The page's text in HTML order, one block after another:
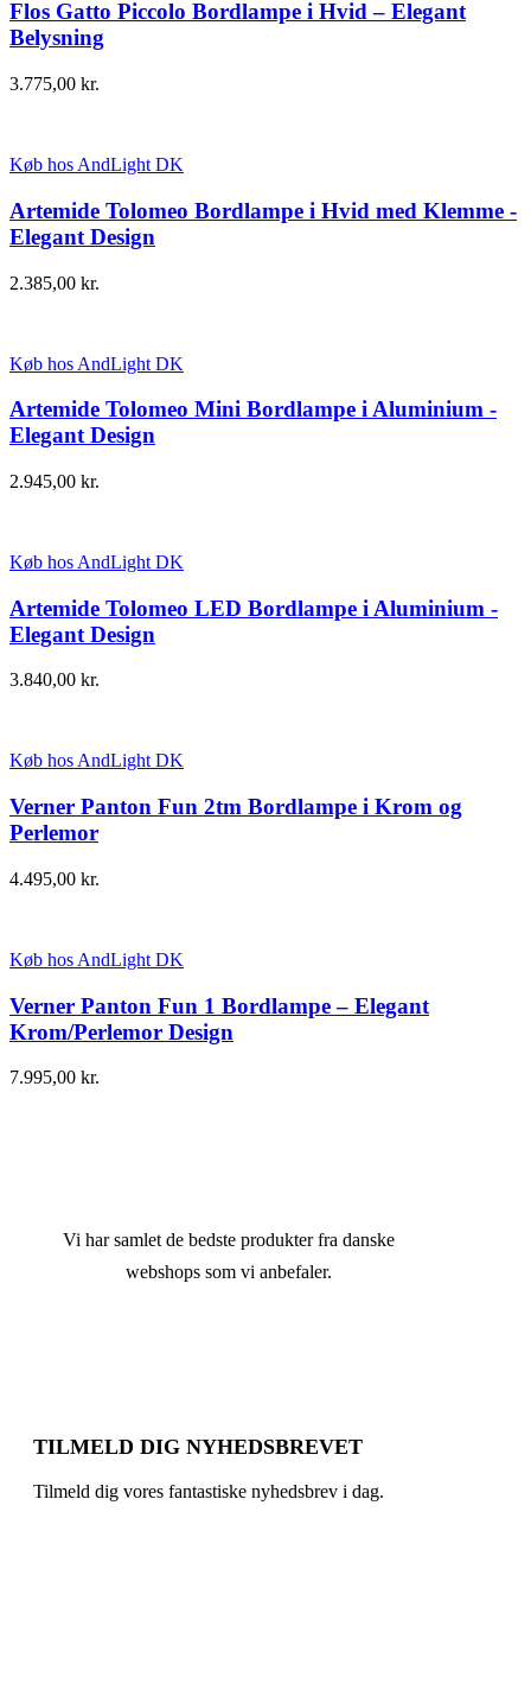
Flos Gatto Piccolo Bordlampe i Hvid – Elegant
Belysning
3.775,00 kr.
Køb hos AndLight DK
Artemide Tolomeo Bordlampe i Hvid med Klemme -
Elegant Design
2.385,00 kr.
Køb hos AndLight DK
Artemide Tolomeo Mini Bordlampe i Aluminium -
Elegant Design
2.945,00 kr.
Køb hos AndLight DK
Artemide Tolomeo LED Bordlampe i Aluminium -
Elegant Design
3.840,00 kr.
Køb hos AndLight DK
Verner Panton Fun 2tm Bordlampe i Krom og
Perlemor
4.495,00 kr.
Køb hos AndLight DK
Verner Panton Fun 1 Bordlampe – Elegant
Krom/Perlemor Design
7.995,00 kr.
Vi har samlet de bedste produkter fra danske
webshops som vi anbefaler.
TILMELD DIG NYHEDSBREVET
Tilmeld dig vores fantastiske nyhedsbrev i dag.